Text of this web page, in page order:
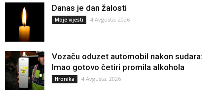
Danas je dan žalosti
Moje vijesti 4 Avgusta, 2026
Vozaču oduzet automobil nakon sudara:
Imao gotovo četiri promila alkohola
Hronika 4 Avgusta, 2026